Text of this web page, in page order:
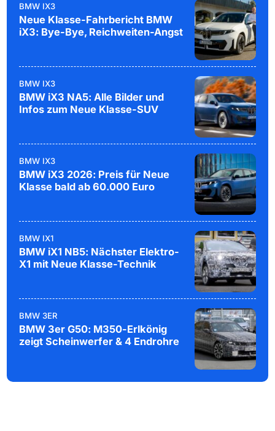
BMW IX3
Neue Klasse-Fahrbericht BMW
iX3: Bye-Bye, Reichweiten-Angst
BMW IX3
BMW iX3 NA5: Alle Bilder und
Infos zum Neue Klasse-SUV
BMW IX3
BMW iX3 2026: Preis für Neue
Klasse bald ab 60.000 Euro
BMW IX1
BMW iX1 NB5: Nächster Elektro-
X1 mit Neue Klasse-Technik
BMW 3ER
BMW 3er G50: M350-Erlkönig
zeigt Scheinwerfer & 4 Endrohre